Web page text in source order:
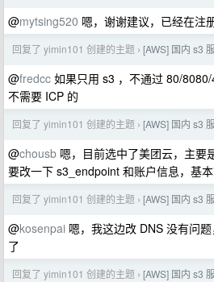
@mytsing520 嗯，谢谢建议，已经在注
回复了 yimin101 创建的主题 › [AWS] 国内 s3
@fredcc 如果只用 s3 ，不通过 80/
不需要 ICP 的
回复了 yimin101 创建的主题 › [AWS] 国内 s3
@chousb 嗯，目前选中了美团云，主要
要改一下 s3_endpoint 和账户信息，基
回复了 yimin101 创建的主题 › [AWS] 国内 s3
@kosenpai 嗯，我这边改 DNS 没有问
了
回复了 yimin101 创建的主题 › [AWS] 国内 s3